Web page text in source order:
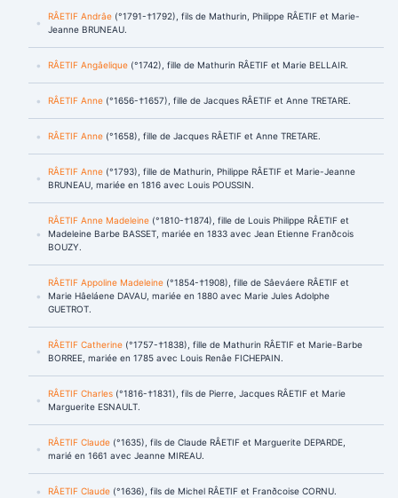
RÂETIF Andrâe (°1791-†1792), fils de Mathurin, Philippe RÂETIF et Marie-
Jeanne BRUNEAU.
RÂETIF Angâelique (°1742), fille de Mathurin RÂETIF et Marie BELLAIR.
RÂETIF Anne (°1656-†1657), fille de Jacques RÂETIF et Anne TRETARE.
RÂETIF Anne (°1658), fille de Jacques RÂETIF et Anne TRETARE.
RÂETIF Anne (°1793), fille de Mathurin, Philippe RÂETIF et Marie-Jeanne
BRUNEAU, mariée en 1816 avec Louis POUSSIN.
RÂETIF Anne Madeleine (°1810-†1874), fille de Louis Philippe RÂETIF et
Madeleine Barbe BASSET, mariée en 1833 avec Jean Etienne Franðcois
BOUZY.
RÂETIF Appoline Madeleine (°1854-†1908), fille de Sâeváere RÂETIF et
Marie Hâeláene DAVAU, mariée en 1880 avec Marie Jules Adolphe
GUETROT.
RÂETIF Catherine (°1757-†1838), fille de Mathurin RÂETIF et Marie-Barbe
BORREE, mariée en 1785 avec Louis Renâe FICHEPAIN.
RÂETIF Charles (°1816-†1831), fils de Pierre, Jacques RÂETIF et Marie
Marguerite ESNAULT.
RÂETIF Claude (°1635), fils de Claude RÂETIF et Marguerite DEPARDE,
marié en 1661 avec Jeanne MIREAU.
RÂETIF Claude (°1636), fils de Michel RÂETIF et Franðcoise CORNU.